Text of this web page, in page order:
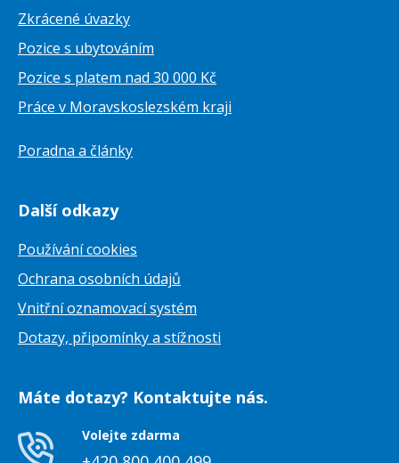
Zkrácené úvazky
Pozice s ubytováním
Pozice s platem nad 30 000 Kč
Práce v Moravskoslezském kraji
Poradna a články
Další odkazy
Používání cookies
Ochrana osobních údajů
Vnitřní oznamovací systém
Dotazy, připomínky a stížnosti
Máte dotazy? Kontaktujte nás.
Volejte zdarma